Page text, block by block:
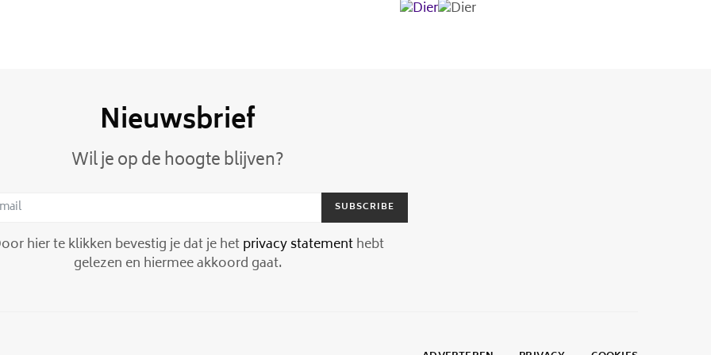
Nieuwsbrief
Wil je op de hoogte blijven?
SUBSCRIBE
hier te klikken bevestig je dat je hetprivacy statementhebt
gelezen en hiermee akkoord gaat.